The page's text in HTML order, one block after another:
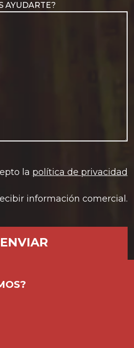
AYUDARTE?
la política de privacidad
información comercial.